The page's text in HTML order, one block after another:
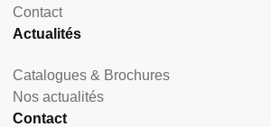
Contact
Actualités
Catalogues & Brochures
Nos actualités
Contact